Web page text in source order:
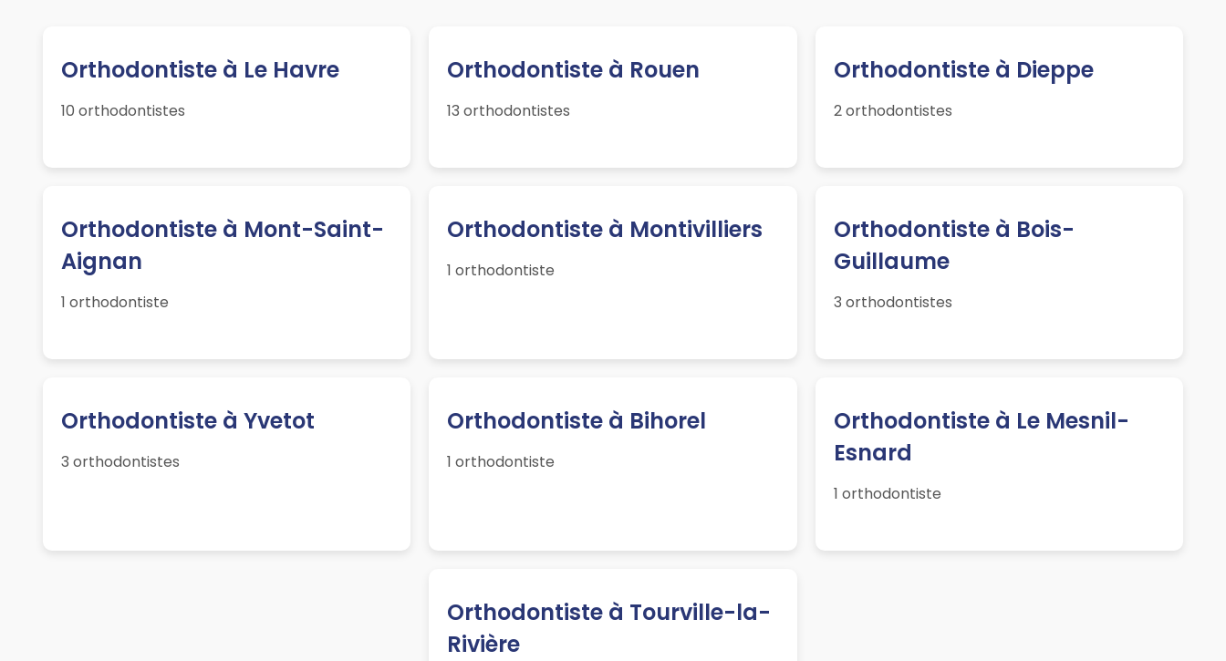
Orthodontiste à Le Havre
10 orthodontistes
Orthodontiste à Rouen
13 orthodontistes
Orthodontiste à Dieppe
2 orthodontistes
Orthodontiste à Mont-Saint-
Aignan
1 orthodontiste
Orthodontiste à Montivilliers
1 orthodontiste
Orthodontiste à Bois-
Guillaume
3 orthodontistes
Orthodontiste à Yvetot
3 orthodontistes
Orthodontiste à Bihorel
1 orthodontiste
Orthodontiste à Le Mesnil-
Esnard
1 orthodontiste
Orthodontiste à Tourville-la-
Rivière